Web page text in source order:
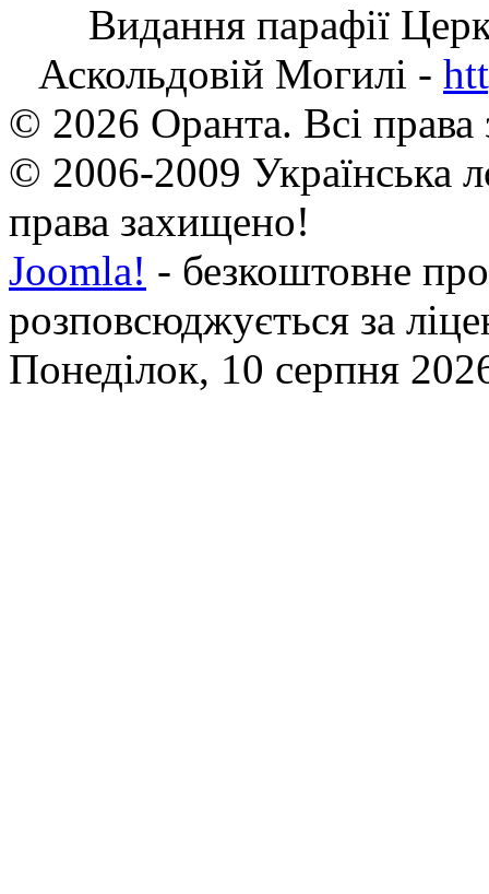
Видання парафії
Аскольдовій Могилі -
© 2026 Оранта. Всі
© 2006-2009 Українська
права захищено!
Joomla! - безкоштовне
розповсюджується за
Понеділок, 10 серпня